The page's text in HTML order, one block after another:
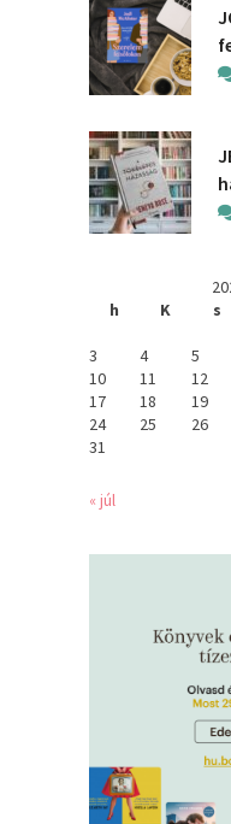
h
K s
3
4 5
10
11 12
17
18 19
24
25 26
31
« júl